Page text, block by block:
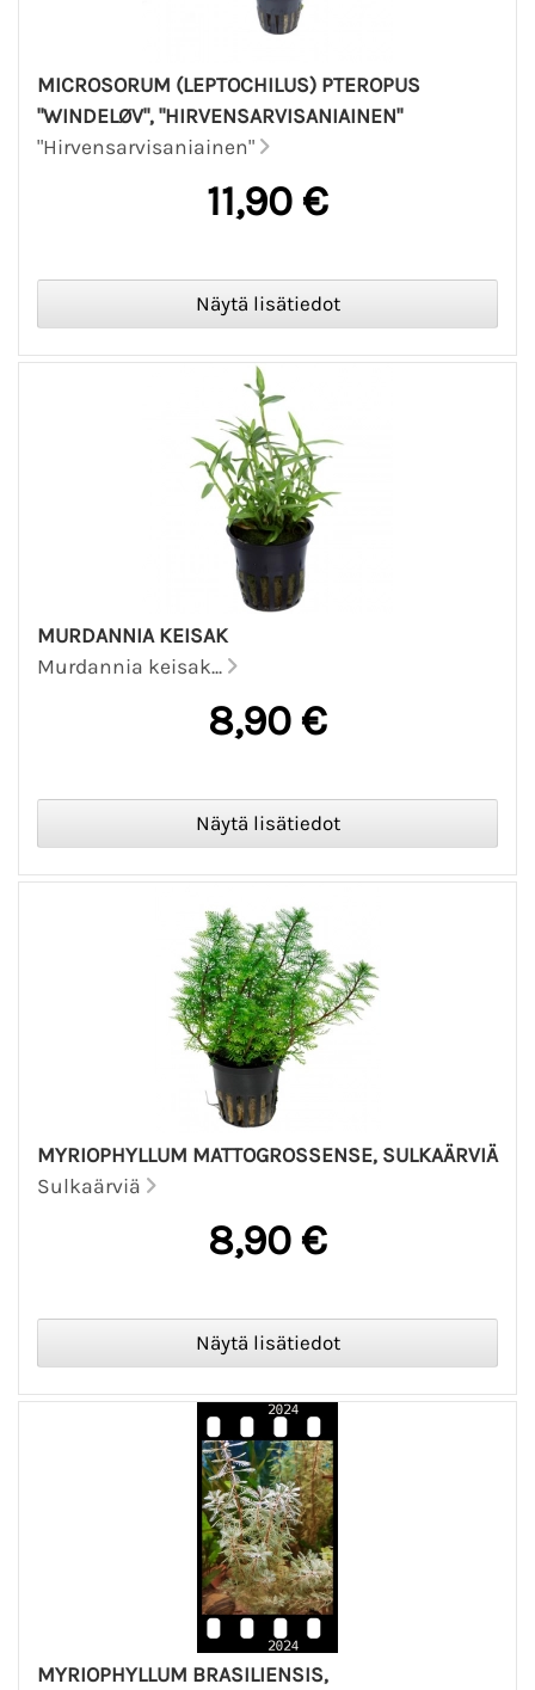
MICROSORUM (LEPTOCHILUS) PTEROPUS
"WINDELØV", "HIRVENSARVISANIAINEN"
"Hirvensarvisaniainen"
11,90 €
MURDANNIA KEISAK
Murdannia keisak...
8,90 €
MYRIOPHYLLUM MATTOGROSSENSE, SULKAÄRVIÄ
Sulkaärviä
8,90 €
MYRIOPHYLLUM BRASILIENSIS,